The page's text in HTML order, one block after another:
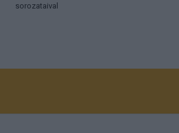
sorozataival